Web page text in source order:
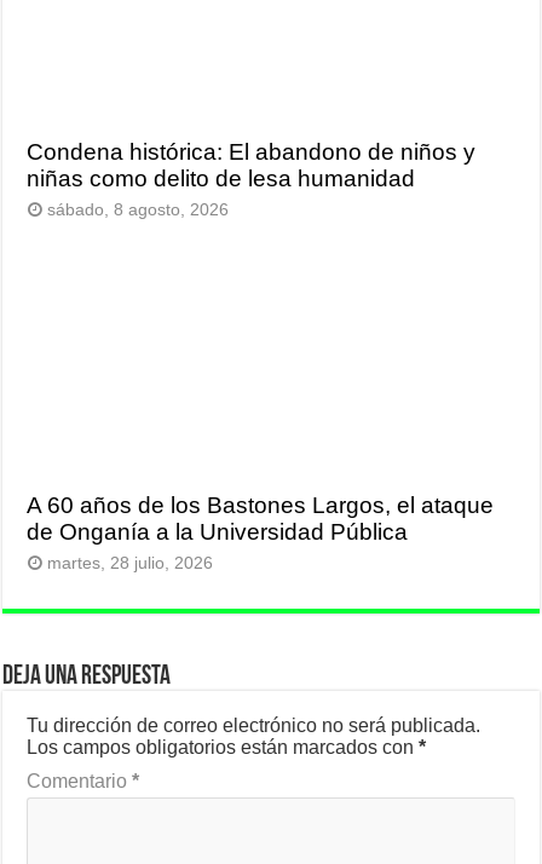
Condena histórica: El abandono de niños y
niñas como delito de lesa humanidad
sábado, 8 agosto, 2026
A 60 años de los Bastones Largos, el ataque
de Onganía a la Universidad Pública
martes, 28 julio, 2026
Deja una respuesta
Tu dirección de correo electrónico no será publicada.
Los campos obligatorios están marcados con*
Comentario*